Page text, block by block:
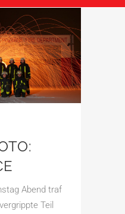
Abend traf
Teil